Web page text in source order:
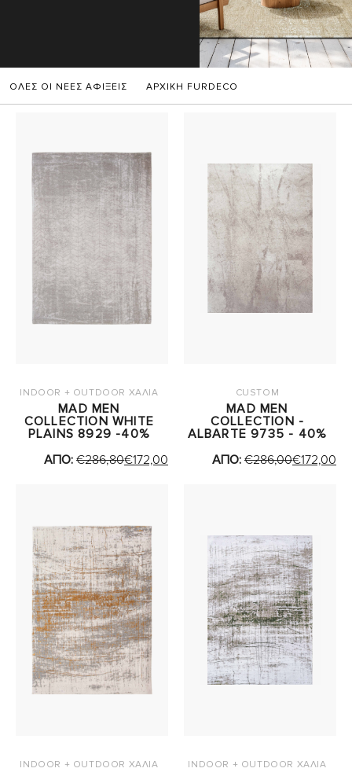
ΟΛΕΣ ΟΙ ΝΕΕΣ ΑΦΙΞΕΙΣ ΑΡΧΙΚΗ FURDECO
INDOOR + OUTDOOR ΧΑΛΙΑ
MAD MEN
COLLECTION WHITE
PLAINS 8929 -40%
ΑΠΟ: €286,80€172,00
CUSTOM
MAD MEN
COLLECTION -
ALBARTE 9735 - 40%
ΑΠΟ: €286,00€172,00
INDOOR + OUTDOOR ΧΑΛΙΑ INDOOR + OUTDOOR ΧΑΛΙΑ